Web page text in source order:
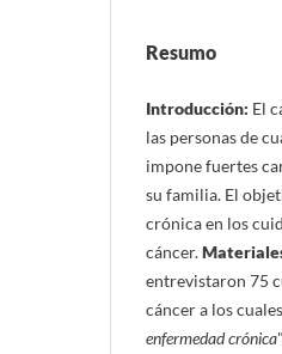
Resumo
Introducción: El
las personas de
impone fuertes
su familia. El
crónica en los
cáncer.
entrevistaron 75
cáncer a los
enfermedad crónica